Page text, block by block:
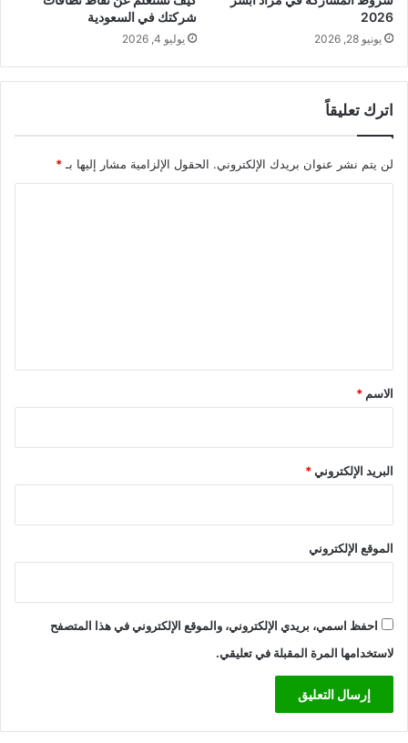
2026
يونيو 28, 2026
شركتك في السعودية
يوليو 4, 2026
اترك تعليقاً
لن يتم نشر عنوان بريدك الإلكتروني. الحقول الإلزامية مشار إليها بـ*
*
الاسم *
البريد الإلكتروني*
الموقع الإلكتروني
احفظ اسمي، بريدي الإلكتروني، والموقع الإلكتروني في هذا المتصفح
لاستخدامها المرة المقبلة في تعليقي.